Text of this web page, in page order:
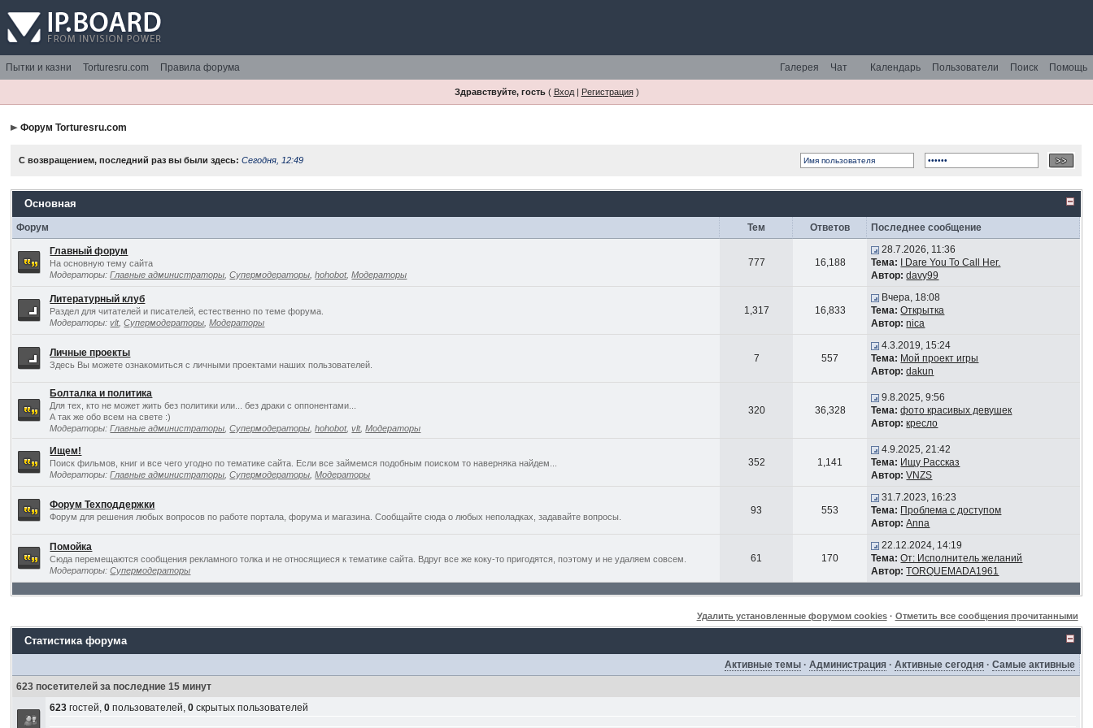
Пытки и казни Torturesru.com Правила форума Помощь
Поиск
Пользователи
Календарь
Чат
Галерея
Здравствуйте, гость( Вход| Регистрация)
Форум Torturesru.com
С возвращением, последний раз вы были здесь:Сегодня, 12:49
Основная
Форум Тем Ответов Последнее сообщение
Главный форум
На основную тему сайта
Модераторы:Главные администраторы ,Супермодераторы ,hohobot,Модераторы
777 16,188
28.7.2026, 11:36
Тема:
I Dare You To Call Her.
Автор: davy99
Литературный клуб
Раздел для читателей и писателей, естественно по теме форума.
Модераторы:vlt,Супермодераторы ,Модераторы
1,317 16,833
Вчера, 18:08
Тема: Открытка
Автор: nica
Личные проекты
Здесь Вы можете ознакомиться с личными проектами наших пользователей.
7 557
4.3.2019, 15:24
Тема: Мой проект игры
Автор: dakun
Болталка и политика
Для тех, кто не может жить без политики или... без драки с оппонентами...
А так же обо всем на свете :)
Модераторы:Главные администраторы ,Супермодераторы ,hohobot,vlt,Модераторы
320 36,328
9.8.2025, 9:56
Тема: фото красивых девушек
Автор: кресло
Ищем!
Поиск фильмов, книг и все чего угодно по тематике сайта. Если все займемся подобным поиском то наверняка найдем...
Модераторы:Главные администраторы ,Супермодераторы ,Модераторы
352 1,141
4.9.2025, 21:42
Тема: Ищу Рассказ
Автор: VNZS
Форум Техподдержки
Форум для решения любых вопросов по работе портала, форума и магазина. Сообщайте сюда о любых неполадках, задавайте вопросы.
93 553
31.7.2023, 16:23
Тема: Проблема с доступом
Автор: Anna
Помойка
Сюда перемещаются сообщения рекламного толка и не относящиеся к тематике сайта. Вдруг все же коку-то пригодятся, поэтому и не удаляем совсем.
Модераторы:Супермодераторы
61 170
22.12.2024, 14:19
Тема: От: Исполнитель желаний
Автор: TORQUEMADA1961
Удалить установленные форумом cookies· Отметить все сообщения прочитанными
Статистика форума
Активные темы ·Администрация ·Активные сегодня ·Самые активные
623 посетителей за последние 15 минут
623 гостей,0 пользователей,0 скрытых пользователей